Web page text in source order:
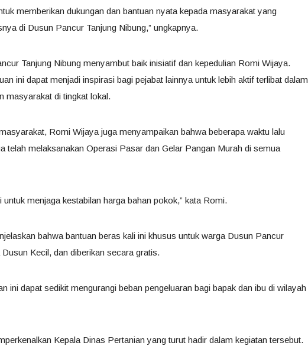
memberikan dukungan dan bantuan nyata kepada masyarakat yang
di Dusun Pancur Tanjung Nibung,” ungkapnya.
Tanjung Nibung menyambut baik inisiatif dan kepedulian Romi Wijaya.
ini dapat menjadi inspirasi bagi pejabat lainnya untuk lebih aktif terlibat dalam
masyarakat di tingkat lokal.
Romi Wijaya juga menyampaikan bahwa beberapa waktu lalu
telah melaksanakan Operasi Pasar dan Gelar Pangan Murah di semua
untuk menjaga kestabilan harga bahan pokok,” kata Romi.
bahwa bantuan beras kali ini khusus untuk warga Dusun Pancur
Kecil, dan diberikan secara gratis.
ini dapat sedikit mengurangi beban pengeluaran bagi bapak dan ibu di wilayah
Kepala Dinas Pertanian yang turut hadir dalam kegiatan tersebut.